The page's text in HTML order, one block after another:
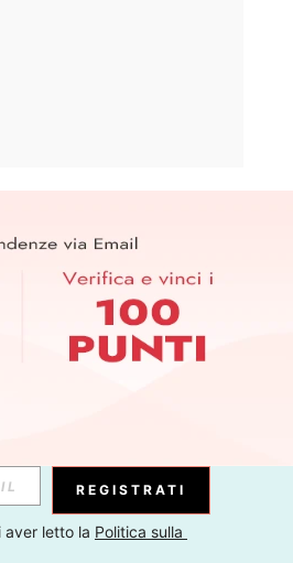
IN ANTEPRIMA! (È
Abbonati
REGISTRATI
aver letto la Politica sulla